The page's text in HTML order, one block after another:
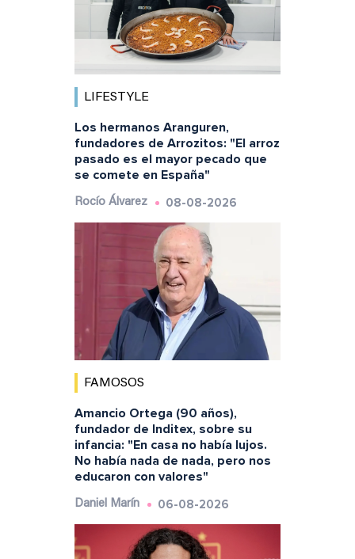
LIFESTYLE
Los hermanos Aranguren,
fundadores de Arrozitos: "El arroz
pasado es el mayor pecado que
se comete en España"
Rocío Álvarez 08-08-2026
FAMOSOS
Amancio Ortega (90 años),
fundador de Inditex, sobre su
infancia: "En casa no había lujos.
No había nada de nada, pero nos
educaron con valores"
Daniel Marín 06-08-2026